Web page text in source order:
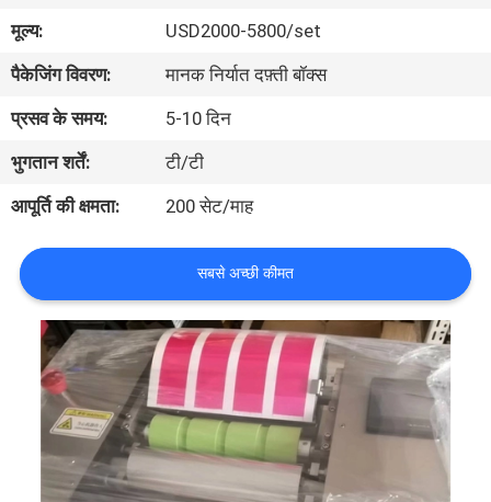
कारखाना
भ्रमण
गुणवत्ता
नियंत्रण
संपर्क
करें
उद्धरण
अनुरोध
मूल्य:
USD2000-5800/set
पैकेजिंग विवरण:
मानक निर्यात दफ़्ती बॉक्स
प्रसव के समय:
5-10 दिन
भुगतान शर्तें:
टी/टी
आपूर्ति की क्षमता:
200 सेट/माह
सबसे अच्छी कीमत